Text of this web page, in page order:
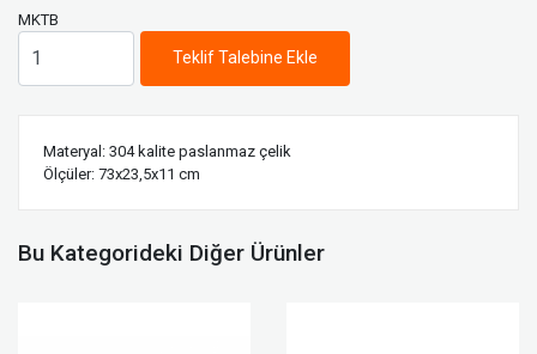
MKTB
Teklif Talebine Ekle
Materyal: 304 kalite paslanmaz çelik
Ölçüler: 73x23,5x11 cm
Bu Kategorideki Diğer Ürünler